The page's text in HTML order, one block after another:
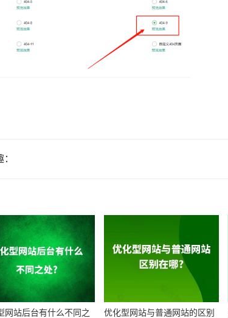
网站后台有什么不同之
优化型网站与普通网站的区别